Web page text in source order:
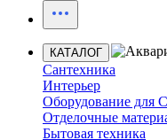
КАТАЛОГ
Сантехника
Интерьер
Оборудование для
Отделочные
Бытовая техника